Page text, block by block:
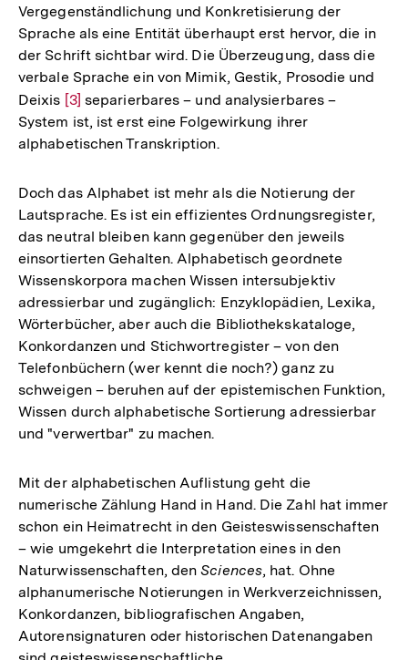
Vergegenständlichung und Konkretisierung der
Sprache als eine Entität überhaupt erst hervor, die in
der Schrift sichtbar wird. Die Überzeugung, dass die
verbale Sprache ein von Mimik, Gestik, Prosodie und
Deixis Zur
Auflösung
der
[3] separierbares – und analysierbares –
System ist, ist erst eine Folgewirkung ihrer
alphabetischen Transkription.
Doch das Alphabet ist mehr als die Notierung der
Lautsprache. Es ist ein effizientes Ordnungsregister,
das neutral bleiben kann gegenüber den jeweils
einsortierten Gehalten. Alphabetisch geordnete
Wissenskorpora machen Wissen intersubjektiv
adressierbar und zugänglich: Enzyklopädien, Lexika,
Wörterbücher, aber auch die Bibliothekskataloge,
Konkordanzen und Stichwortregister – von den
Telefonbüchern (wer kennt die noch?) ganz zu
schweigen – beruhen auf der epistemischen Funktion,
Wissen durch alphabetische Sortierung adressierbar
und "verwertbar" zu machen.
Mit der alphabetischen Auflistung geht die
numerische Zählung Hand in Hand. Die Zahl hat immer
schon ein Heimatrecht in den Geisteswissenschaften
– wie umgekehrt die Interpretation eines in den
Naturwissenschaften, denSciences, hat. Ohne
alphanumerische Notierungen in Werkverzeichnissen,
Konkordanzen, bibliografischen Angaben,
Autorensignaturen oder historischen Datenangaben